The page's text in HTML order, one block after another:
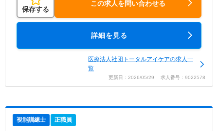
保存する
この求人を問い合わせる
詳細を見る
医療法人社団トータルアイケアの求人一
覧
更新日：2026/05/29 求人番号：9022578
視能訓練士 正職員